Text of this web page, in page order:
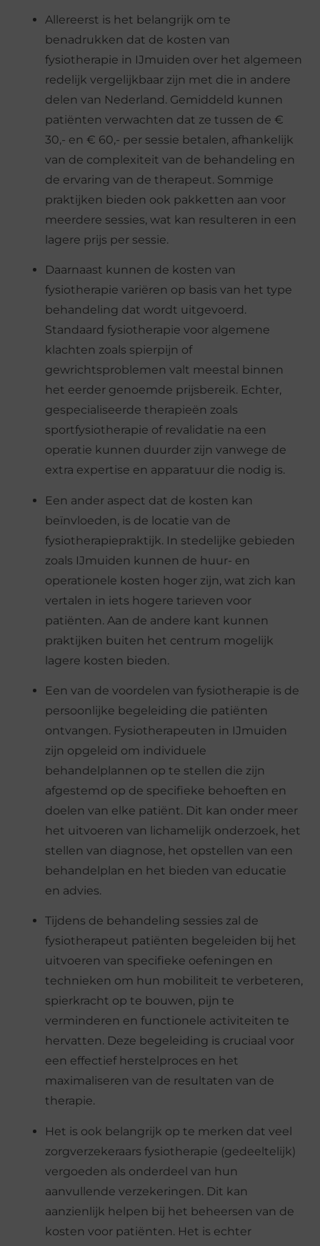
Allereerst is het belangrijk om te
benadrukken dat de kosten van
fysiotherapie in IJmuiden over het algemeen
redelijk vergelijkbaar zijn met die in andere
delen van Nederland. Gemiddeld kunnen
patiënten verwachten dat ze tussen de €
30,- en € 60,- per sessie betalen, afhankelijk
van de complexiteit van de behandeling en
de ervaring van de therapeut. Sommige
praktijken bieden ook pakketten aan voor
meerdere sessies, wat kan resulteren in een
lagere prijs per sessie.
Daarnaast kunnen de kosten van
fysiotherapie variëren op basis van het type
behandeling dat wordt uitgevoerd.
Standaard fysiotherapie voor algemene
klachten zoals spierpijn of
gewrichtsproblemen valt meestal binnen
het eerder genoemde prijsbereik. Echter,
gespecialiseerde therapieën zoals
sportfysiotherapie of revalidatie na een
operatie kunnen duurder zijn vanwege de
extra expertise en apparatuur die nodig is.
Een ander aspect dat de kosten kan
beïnvloeden, is de locatie van de
fysiotherapiepraktijk. In stedelijke gebieden
zoals IJmuiden kunnen de huur- en
operationele kosten hoger zijn, wat zich kan
vertalen in iets hogere tarieven voor
patiënten. Aan de andere kant kunnen
praktijken buiten het centrum mogelijk
lagere kosten bieden.
Een van de voordelen van fysiotherapie is de
persoonlijke begeleiding die patiënten
ontvangen. Fysiotherapeuten in IJmuiden
zijn opgeleid om individuele
behandelplannen op te stellen die zijn
afgestemd op de specifieke behoeften en
doelen van elke patiënt. Dit kan onder meer
het uitvoeren van lichamelijk onderzoek, het
stellen van diagnose, het opstellen van een
behandelplan en het bieden van educatie
en advies.
Tijdens de behandeling sessies zal de
fysiotherapeut patiënten begeleiden bij het
uitvoeren van specifieke oefeningen en
technieken om hun mobiliteit te verbeteren,
spierkracht op te bouwen, pijn te
verminderen en functionele activiteiten te
hervatten. Deze begeleiding is cruciaal voor
een effectief herstelproces en het
maximaliseren van de resultaten van de
therapie.
Het is ook belangrijk op te merken dat veel
zorgverzekeraars fysiotherapie (gedeeltelijk)
vergoeden als onderdeel van hun
aanvullende verzekeringen. Dit kan
aanzienlijk helpen bij het beheersen van de
kosten voor patiënten. Het is echter